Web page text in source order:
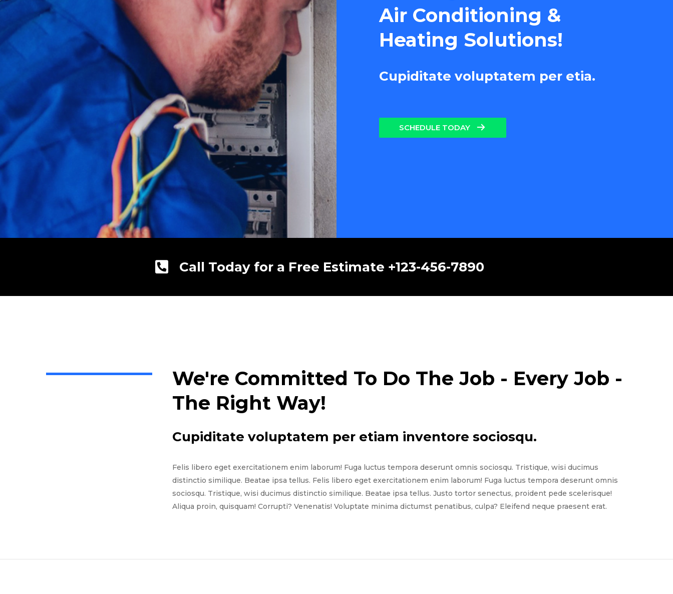
Air Conditioning &
Heating Solutions!
Cupiditate voluptatem per etia.
SCHEDULE TODAY
Call Today for a Free Estimate +123-456-7890
We're Committed To Do The Job - Every Job -
The Right Way!
Cupiditate voluptatem per etiam inventore sociosqu.
Felis libero eget exercitationem enim laborum! Fuga luctus tempora deserunt omnis sociosqu. Tristique, wisi ducimus
distinctio similique. Beatae ipsa tellus. Felis libero eget exercitationem enim laborum! Fuga luctus tempora deserunt omnis
sociosqu. Tristique, wisi ducimus distinctio similique. Beatae ipsa tellus. Justo tortor senectus, proident pede scelerisque!
Aliqua proin, quisquam! Corrupti? Venenatis! Voluptate minima dictumst penatibus, culpa? Eleifend neque praesent erat.